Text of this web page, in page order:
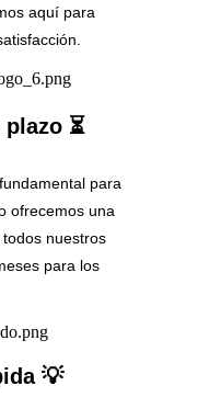
aquí para
⏳
para
ofrecemos una
nuestros
para los
💡